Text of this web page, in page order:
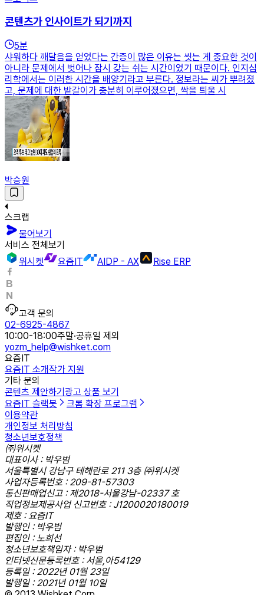
콘텐츠가 인사이트가 되기까지
5분
샤워하다 깨달음을 얻었다는 간증이 많은 이유는 씻는 게 중요한 것이
아니라 문제에서 벗어나 잠시 갖는 쉬는 시간이었기 때문이다. 인지심
리학에서는 이러한 시간을 배양기라고 부른다. 정보라는 씨가 뿌려졌
고, 문제에 대한 밭갈이가 충분히 이루어졌으면, 싹을 틔울 시
박승원
스크랩
물어보기
서비스 전체보기
위시켓
요즘IT AIDP - AX Rise ERP
고객 문의
02-6925-4867
10:00-18:00주말·공휴일 제외
yozm_help@wishket.com
요즘IT
요즘IT 소개작가 지원
기타 문의
콘텐츠 제안하기 광고 상품 보기
요즘IT 슬랙봇
크롬 확장 프로그램
이용약관
개인정보 처리방침
청소년보호정책
㈜위시켓
대표이사 : 박우범
서울특별시 강남구 테헤란로 211 3층 ㈜위시켓
사업자등록번호 : 209-81-57303
통신판매업신고 : 제2018-서울강남-02337 호
직업정보제공사업 신고번호 : J1200020180019
제호 : 요즘IT
발행인 : 박우범
편집인 : 노희선
청소년보호책임자 : 박우범
인터넷신문등록번호 : 서울,아54129
등록일 : 2022년 01월 23일
발행일 : 2021년 01월 10일